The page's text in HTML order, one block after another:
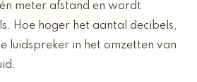
meter afstand en wordt
Hoe hoger het aantal decibels,
luidspreker in het omzetten van